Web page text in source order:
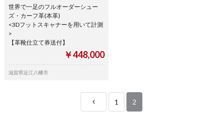
世界で一足のフルオーダーシュー
ズ・カーフ革(本革)
<3Dフットスキャナーを用いて計測
>
【革靴仕立て券送付】
￥448,000
滋賀県近江八幡市
1 2